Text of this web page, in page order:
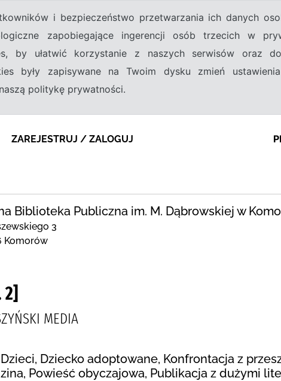
i bezpieczeństwo przetwarzania ich danych
zapobiegające ingerencji osób trzecich w
by ułatwić korzystanie z naszych serwisów oraz
były zapisywane na Twoim dysku zmień
politykę prywatności.
ZAREJESTRUJ / ZALOGUJ
Biblioteka Publiczna im. M. Dąbrowskiej w
3
Komorów
MEDIA
Dziecko adoptowane, Konfrontacja z
Powieść obyczajowa, Publikacja z dużymi